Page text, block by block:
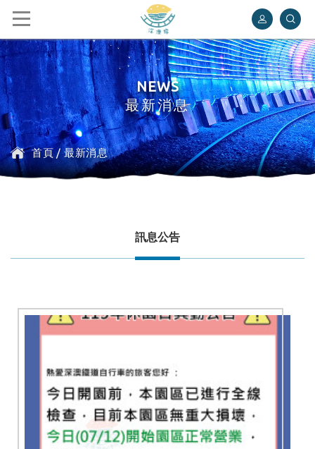
深澳鐵道自行車
NEWS
最新消息
首頁/最新消息
訊息公告